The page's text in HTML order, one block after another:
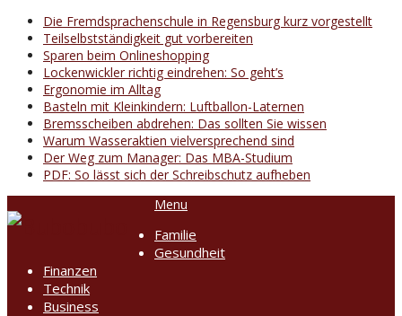
Die Fremdsprachenschule in Regensburg kurz vorgestellt
Teilselbstständigkeit gut vorbereiten
Sparen beim Onlineshopping
Lockenwickler richtig eindrehen: So geht’s
Ergonomie im Alltag
Basteln mit Kleinkindern: Luftballon-Laternen
Bremsscheiben abdrehen: Das sollten Sie wissen
Warum Wasseraktien vielversprechend sind
Der Weg zum Manager: Das MBA-Studium
PDF: So lässt sich der Schreibschutz aufheben
Menu
Familie
Gesundheit
Finanzen
Technik
Business